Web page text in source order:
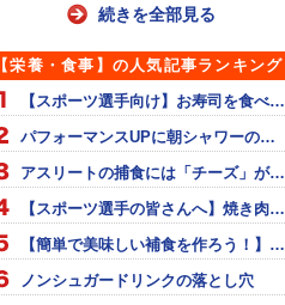
続きを全部見る
【栄養・食事】の人気記事ランキング
【スポーツ選手向け】お寿司を食べ…
パフォーマンスUPに朝シャワーの…
アスリートの捕食には「チーズ」が…
【スポーツ選手の皆さんへ】焼き肉…
【簡単で美味しい補食を作ろう！】…
ノンシュガードリンクの落とし穴